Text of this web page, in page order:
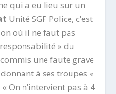
qui a eu lieu sur un
Unité SGP Police, c’est
où il ne faut pas
» du
une faute grave
à ses troupes «
« On n’intervient pas à 4